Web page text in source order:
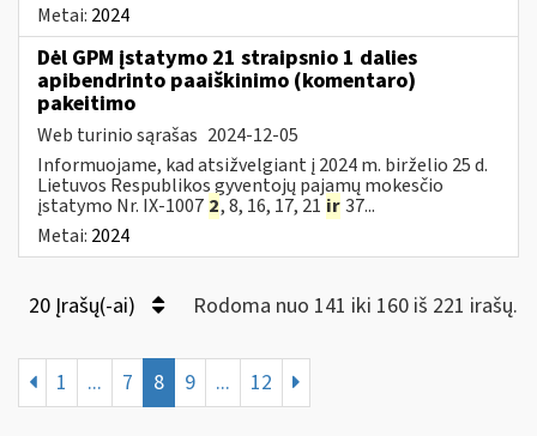
Metai: 2024
Dėl GPM įstatymo 21 straipsnio 1 dalies
apibendrinto paaiškinimo (komentaro)
pakeitimo
Web turinio sąrašas 2024-12-05
Informuojame, kad atsižvelgiant į 2024 m. birželio 25 d.
Lietuvos Respublikos gyventojų pajamų mokesčio
įstatymo Nr. IX-1007 2, 8, 16, 17, 21 ir37...
Metai: 2024
20 Įrašų(-ai) Rodoma nuo 141 iki 160 iš 221 irašų.
1 ... 7 8 9 ... 12